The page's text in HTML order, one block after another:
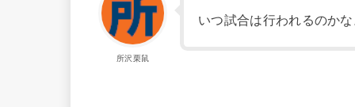
所沢栗鼠
いつ試合は行われるのか